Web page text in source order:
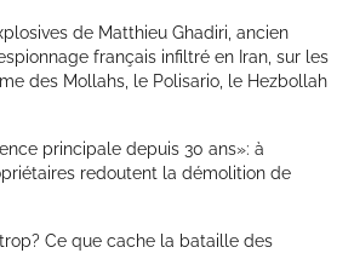
de Matthieu Ghadiri, ancien
français infiltré en Iran, sur les
des Mollahs, le Polisario, le Hezbollah
principale depuis 30 ans»: à
redoutent la démolition de
Ce que cache la bataille des